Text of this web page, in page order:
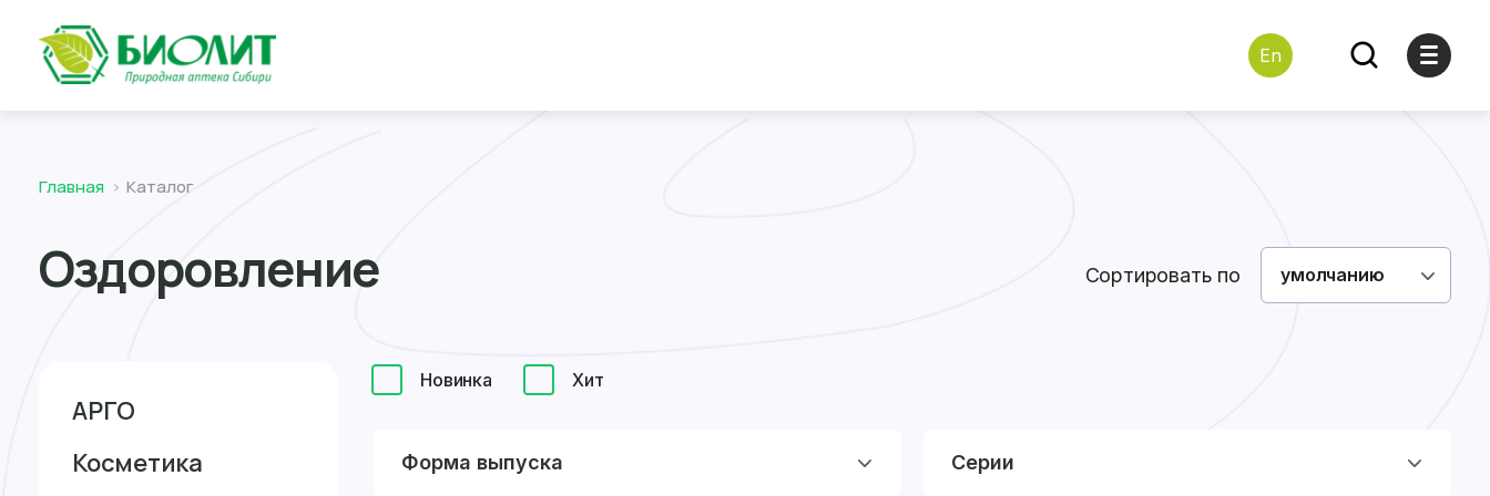
En
Главная Каталог
Оздоровление
АРГО
Косметика
Форма выпуска Серии
Новинка Хит
Сортировать по умолчанию